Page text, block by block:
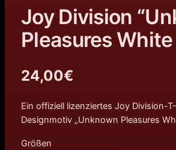
Joy Division
Pleasures White
24,00€
Ein offiziell lizenziertes Joy Division-
Designmotiv „Unknown Pleasures
Größen